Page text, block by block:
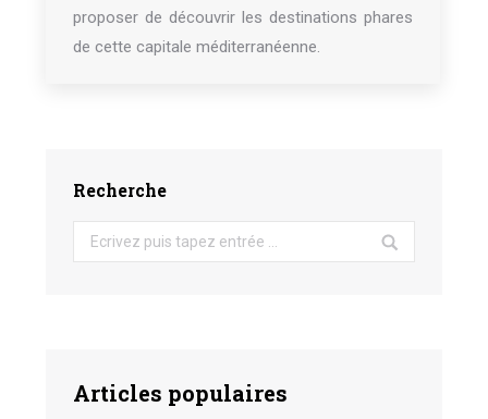
proposer de découvrir les destinations phares
de cette capitale méditerranéenne.
Recherche
Search:
Articles populaires